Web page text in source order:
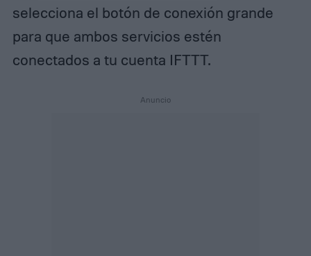
selecciona el botón de conexión grande
para que ambos servicios estén
conectados a tu cuenta IFTTT.